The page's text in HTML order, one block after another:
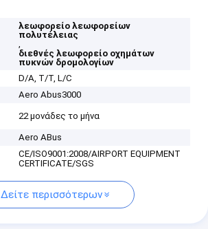
λεωφορείο λεωφορείων
πολυτέλειας
,
διεθνές λεωφορείο οχημάτων
πυκνών δρομολογίων
D/A, T/T, L/C
Aero Abus3000
22 μονάδες το μήνα
Aero ABus
CE/ISO9001:2008/AIRPORT EQUIPMENT
CERTIFICATE/SGS
Δείτε περισσότερων